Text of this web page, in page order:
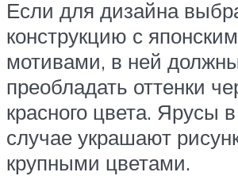
Если для дизайна
конструкцию с
мотивами, в ней
преобладать оттенки
красного цвета. Ярусы
случае украшают
крупными цветами.